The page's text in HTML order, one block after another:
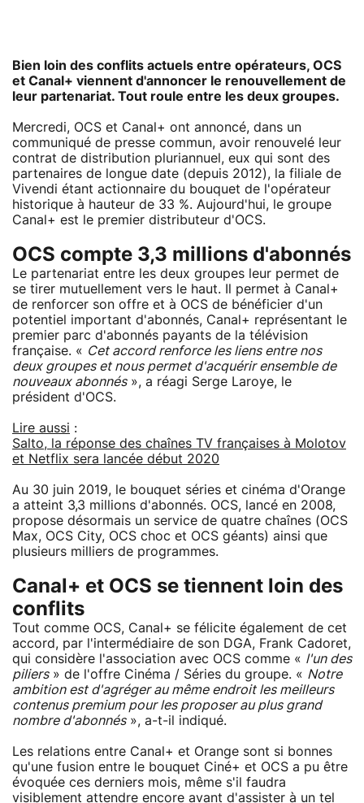
Bien loin des conflits actuels entre opérateurs, OCS
et Canal+ viennent d'annoncer le renouvellement de
leur partenariat. Tout roule entre les deux groupes.
Mercredi, OCS et Canal+ ont annoncé, dans un
communiqué de presse commun, avoir renouvelé leur
contrat de distribution pluriannuel, eux qui sont des
partenaires de longue date (depuis 2012), la filiale de
Vivendi étant actionnaire du bouquet de l'opérateur
historique à hauteur de 33 %. Aujourd'hui, le groupe
Canal+ est le premier distributeur d'OCS.
OCS compte 3,3 millions d'abonnés
Le partenariat entre les deux groupes leur permet de
se tirer mutuellement vers le haut. Il permet à Canal+
de renforcer son offre et à OCS de bénéficier d'un
potentiel important d'abonnés, Canal+ représentant le
premier parc d'abonnés payants de la télévision
française. « Cet accord renforce les liens entre nos
deux groupes et nous permet d'acquérir ensemble de
nouveaux abonnés», a réagi Serge Laroye, le
président d'OCS.
Lire aussi :
Salto, la réponse des chaînes TV françaises à Molotov
et Netflix sera lancée début 2020
Au 30 juin 2019, le bouquet séries et cinéma d'Orange
a atteint 3,3 millions d'abonnés. OCS, lancé en 2008,
propose désormais un service de quatre chaînes (OCS
Max, OCS City, OCS choc et OCS géants) ainsi que
plusieurs milliers de programmes.
Canal+ et OCS se tiennent loin des
conflits
Tout comme OCS, Canal+ se félicite également de cet
accord, par l'intermédiaire de son DGA, Frank Cadoret,
qui considère l'association avec OCS comme « l'un des
piliers» de l'offre Cinéma / Séries du groupe. « Notre
ambition est d'agréger au même endroit les meilleurs
contenus premium pour les proposer au plus grand
nombre d'abonnés», a-t-il indiqué.
Les relations entre Canal+ et Orange sont si bonnes
qu'une fusion entre le bouquet Ciné+ et OCS a pu être
évoquée ces derniers mois, même s'il faudra
visiblement attendre encore avant d'assister à un tel